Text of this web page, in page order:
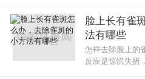
失去自信，其中
脸上长有雀
法有哪些
怎样去除脸上的
反应是惊慌失措